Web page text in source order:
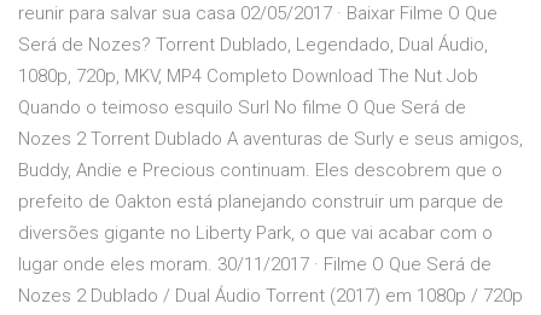
reunir para salvar sua casa 02/05/2017 · Baixar Filme O Que
Será de Nozes? Torrent Dublado, Legendado, Dual Áudio,
1080p, 720p, MKV, MP4 Completo Download The Nut Job
Quando o teimoso esquilo Surl No filme O Que Será de
Nozes 2 Torrent Dublado A aventuras de Surly e seus amigos,
Buddy, Andie e Precious continuam. Eles descobrem que o
prefeito de Oakton está planejando construir um parque de
diversões gigante no Liberty Park, o que vai acabar com o
lugar onde eles moram. 30/11/2017 · Filme O Que Será de
Nozes 2 Dublado / Dual Áudio Torrent (2017) em 1080p / 720p